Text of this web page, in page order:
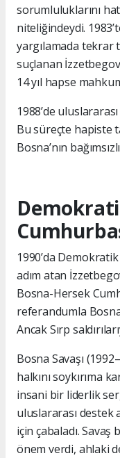
sorumluluklarını
niteliğindeydi.
yargılamada tekrar
suçlanan
14 yıl hapse
1988’de
Bu süreçte hapiste
Bosna’nın
1990’da
adım atan
Bosna-Hersek
referandumla
Ancak Sırp
Bosna Savaşı
halkını soykırıma
insani bir liderlik
uluslararası destek
için çabaladı.
önem verdi, ahlaki